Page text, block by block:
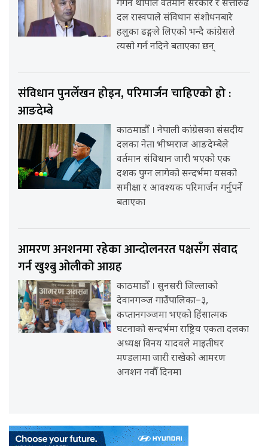
गगन थापाले वर्तमान सरकार र सत्तारुढ
दल रास्वपाले संविधान संशोधनबारे
हलुका ढङ्गले लिएको भन्दै कांग्रेसले
त्यसो गर्न नदिने बताएका छन्
संविधान पुनर्लेखन होइन, परिमार्जन चाहिएको हो :
आङदेम्बे
काठमाडौँ । नेपाली कांग्रेसका संसदीय
दलका नेता भीष्मराज आङदेम्बेले
वर्तमान संविधान जारी भएको एक
दशक पुग्न लागेको सन्दर्भमा यसको
समीक्षा र आवश्यक परिमार्जन गर्नुपर्ने
बताएका
आमरण अनशनमा रहेका आन्दोलनरत पक्षसँग संवाद
गर्न खुश्बु ओलीको आग्रह
काठमाडौँ । सुनसरी जिल्लाको
देवानगञ्ज गाउँपालिका–३,
कप्तानगञ्जमा भएको हिंसात्मक
घटनाको सन्दर्भमा राष्ट्रिय एकता दलका
अध्यक्ष विनय यादवले माइतीघर
मण्डलामा जारी राखेको आमरण
अनशन नवौँ दिनमा